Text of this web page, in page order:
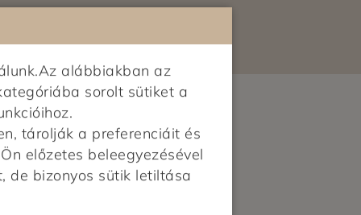
alábbiakban az
sorolt sütiket a
tárolják a preferenciáit és
előzetes beleegyezésével
de bizonyos sütik letiltása